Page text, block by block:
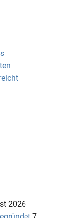
2026